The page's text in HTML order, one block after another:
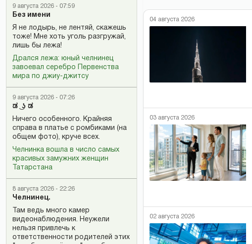
9 августа 2026 - 07:59
Без имени
Я не лодырь, не лентяй, скажешь
тоже! Мне хоть уголь разгружай,
лишь бы лежа!
Дрался лежа: юный челнинец
завоевал серебро Первенства
мира по джиу-джитсу
9 августа 2026 - 07:26
ಡ ͜ ʖ ಡ
Ничего особенного. Крайняя
справа в платье с ромбиками (на
общем фото), круче всех.
Челнинка вошла в число самых
красивых замужних женщин
Татарстана
8 августа 2026 - 22:26
Челнинец.
Там ведь много камер
видеонаблюдения. Неужели
нельзя привлечь к
ответственности родителей этих
04 августа 2026
03 августа 2026
02 августа 2026